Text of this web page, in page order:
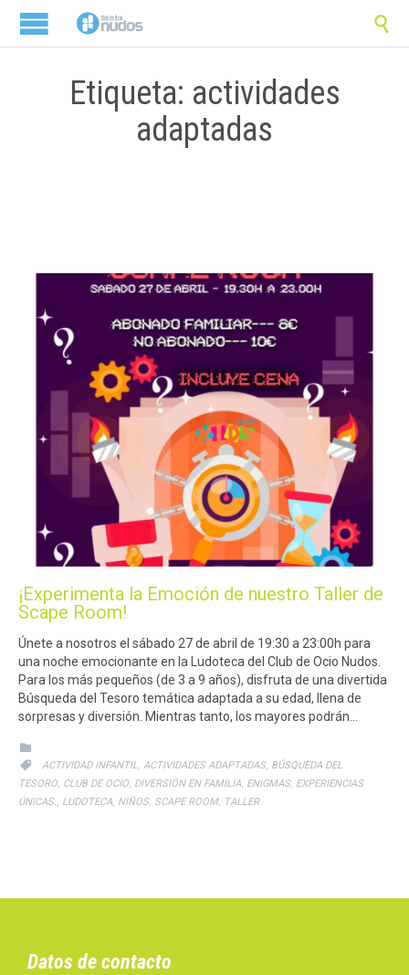

Etiqueta: actividades
adaptadas
¡Experimenta la Emoción de nuestro Taller de
Scape Room!
Únete a nosotros el sábado 27 de abril de 19:30 a 23:00h para
una noche emocionante en la Ludoteca del Club de Ocio Nudos.
Para los más pequeños (de 3 a 9 años), disfruta de una divertida
Búsqueda del Tesoro temática adaptada a su edad, llena de
sorpresas y diversión. Mientras tanto, los mayores podrán…

 CATEGORY
ACTIVIDAD INFANTIL, ACTIVIDADES ADAPTADAS, BÚSQUEDA DEL
TESORO, CLUB DE OCIO, DIVERSIÓN EN FAMILIA, ENIGMAS, EXPERIENCIAS
ÚNICAS., LUDOTECA, NIÑOS, SCAPE ROOM, TALLER
Datos de contacto